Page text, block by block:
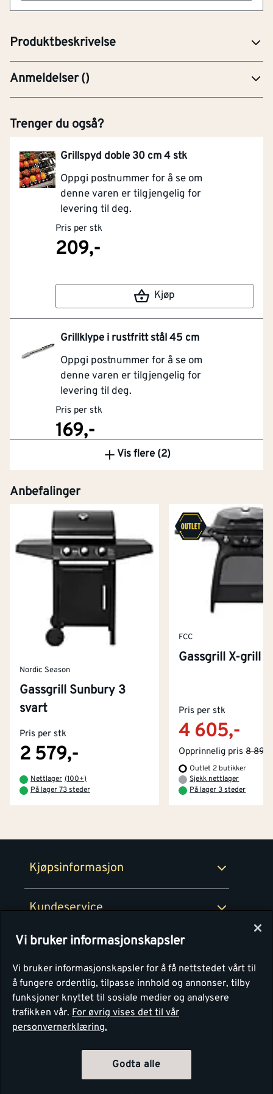
Produktbeskrivelse
av grilltilbehør. Grilloverflaten er 55,1 x 37,6 cm, og
Anmeldelser()
Trenger du også?
Grillspyd doble 30 cm 4 stk
Oppgi postnummer for å se om
denne varen er tilgjengelig for
levering til deg.
Pris per stk
209,-
Kjøp
Grillklype i rustfritt stål 45 cm
Oppgi postnummer for å se om
denne varen er tilgjengelig for
levering til deg.
Pris per stk
169,-
Vis flere (2)
Anbefalinger
Nordic Season
Gassgrill Sunbury 3
svart
Pris per stk
2 579,-
Nettlager (100+)
På lager 73 steder
FCC
Gassgrill X-grill
Pris per stk
4 605,-
Opprinnelig pris 8
Outlet 2 butikker
Sjekk nettlager
På lager 3 steder
Kjøpsinformasjon
Kjøpsbetingelser
Retur- og angrerettsskjema
Kundeservice
Kontakt oss
Tjenester
Montér Klubb
Montér
Om Montér
Byggevarehus og åpningstider
Prismatch
Personvern
Vi bruker informasjonskapsler
Vi bruker informasjonskapsler for å få nettstedet vårt til
å fungere ordentlig, tilpasse innhold og annonser, tilby
funksjoner knyttet til sosiale medier og analysere
trafikken vår. For øvrig vises det til vår
personvernerklæring.
Godta alle